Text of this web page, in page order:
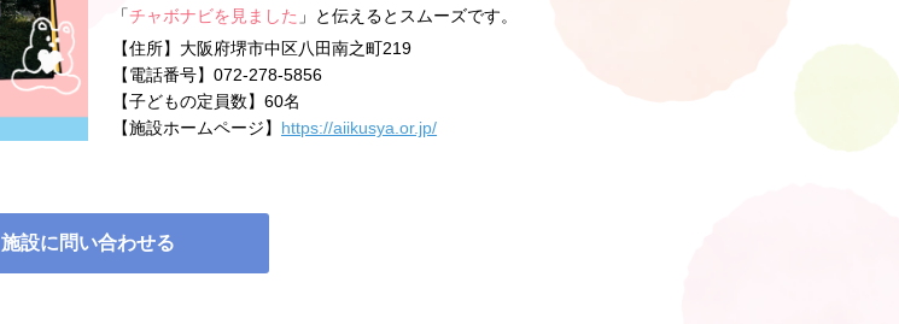
「チャボナビを見ました 」と伝えるとスムーズです。
【住所】 大阪府堺市中区八田南之町219
【電話番号】 072-278-5856
【子どもの定員数】 60名
【施設ホームページ】 https://aiikusya.or.jp/
施設に問い合わせる